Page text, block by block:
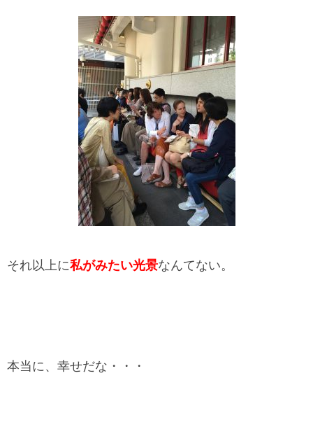
それ以上に私がみたい光景なんてない。
本当に、幸せだな・・・